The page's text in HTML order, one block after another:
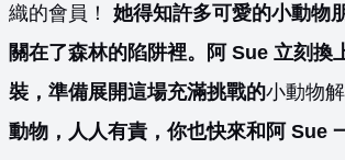
織的會員！
她得知許多可愛的小動物
關在了森林的陷阱裡。阿 Sue 立刻換
裝，準備展開這場充滿挑戰的小動物
動物，人人有責，你也快來和阿 Sue